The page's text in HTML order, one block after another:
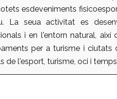
esdeveniments
La seua activitat es
i en l'entorn natural, així
per a turisme i ciutats
de l'esport, turisme, oci i